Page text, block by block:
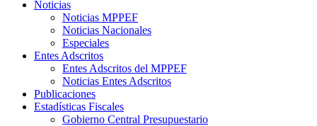
Noticias
Noticias MPPEF
Noticias Nacionales
Especiales
Entes Adscritos
Entes Adscritos del MPPEF
Noticias Entes Adscritos
Publicaciones
Estadísticas Fiscales
Gobierno Central Presupuestario